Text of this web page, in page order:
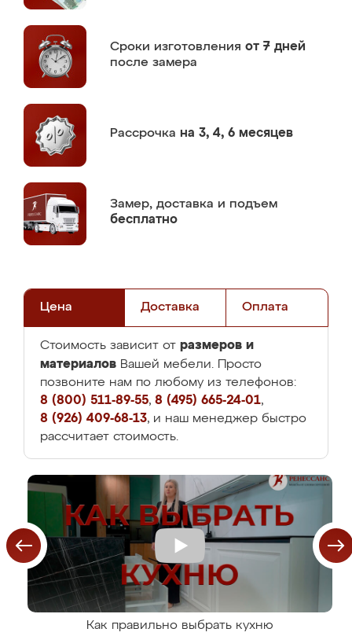
Сроки изготовления от 7 дней
после замера
Рассрочка на 3, 4, 6 месяцев
Замер, доставка и подъем
бесплатно
Цена Доставка Оплата
Стоимость зависит от размеров и
материалов Вашей мебели. Просто
позвоните нам по любому из телефонов:
8 (800) 511-89-55, 8 (495) 665-24-01,
8 (926) 409-68-13, и наш менеджер быстро
рассчитает стоимость.
Как правильно выбрать кухню